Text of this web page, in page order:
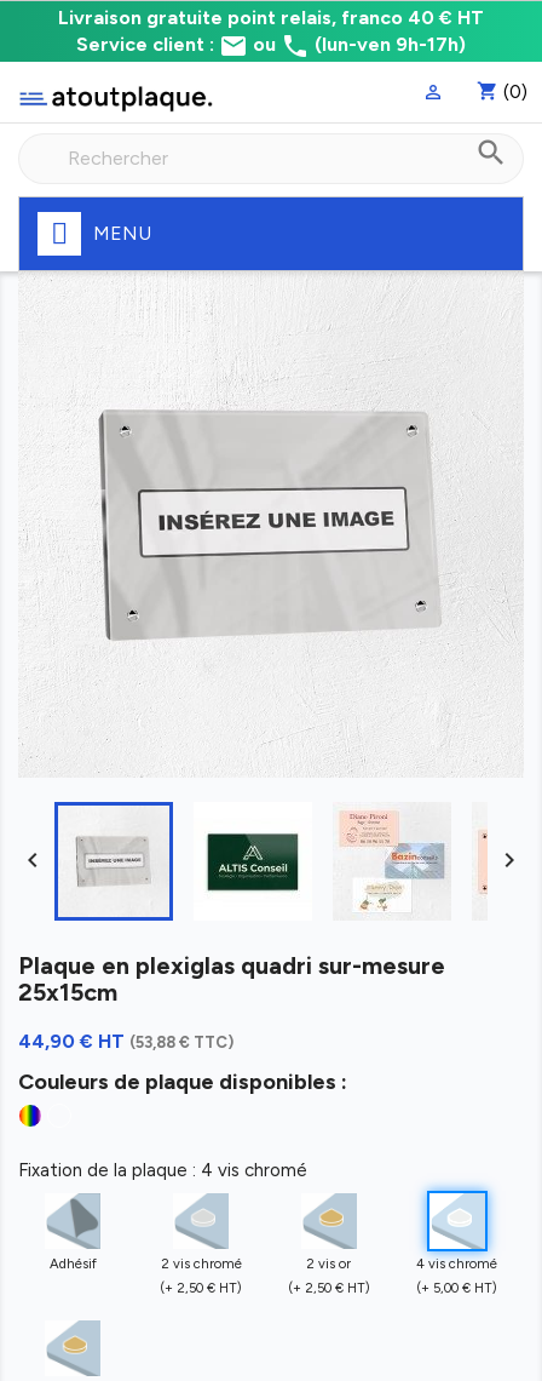
Livraison gratuite point relais, franco 40 € HT
Service client : email ou phone (lun-ven 9h-17h)
Livraison
relais,
franco
Fabrication
express
shopping_cart (0)

search
MENU
 
Plaque en plexiglas quadri sur-mesure
25x15cm
44,90 € HT (53,88 € TTC)
Couleurs de plaque disponibles :
Fixation de la plaque : 4 vis chromé
Adhésif
2 vis chromé
(+ 2,50 € HT)
2 vis or
(+ 2,50 € HT)
4 vis chromé
(+ 5,00 € HT)